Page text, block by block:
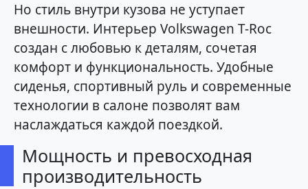
Но стиль внутри кузова не уступает
внешности. Интерьер Volkswagen T-Roc
создан с любовью к деталям, сочетая
комфорт и функциональность. Удобные
сиденья, спортивный руль и современные
технологии в салоне позволят вам
наслаждаться каждой поездкой.
Мощность и превосходная
производительность